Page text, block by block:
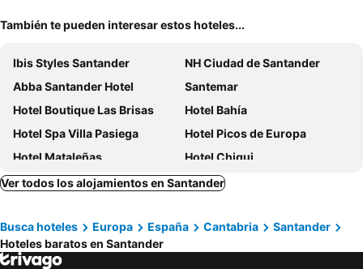
También te pueden interesar estos hoteles...
Ibis Styles Santander
NH Ciudad de Santander
Abba Santander Hotel
Santemar
Hotel Boutique Las Brisas
Hotel Bahía
Hotel Spa Villa Pasiega
Hotel Picos de Europa
Hotel Mataleñas
Hotel Chiqui
Hotel Palacio del Mar
Dorma Coliseum
Hotel Arha Santander
Castilla Termal Solares
Ver todos los alojamientos en Santander
Busca hoteles Europa España Cantabria
Santander
Hoteles baratos en Santander